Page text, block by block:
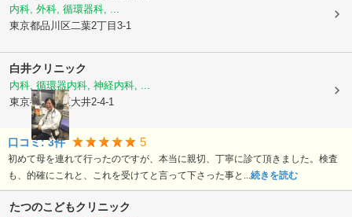
内科, 外科, 循環器科, ...
東京都品川区二葉2丁目3-1
白井クリニック
内科, 循環器内科, 神経内科, ...
東京都品川区大井2-4-1
口コミ:3件 5
初めて母を連れて行ったのですが、本当に親切、丁寧に診て頂きました。検査
も、的確にこれと、これを受けてと言って下さった事と...続きを読む
たつのこどもクリニック